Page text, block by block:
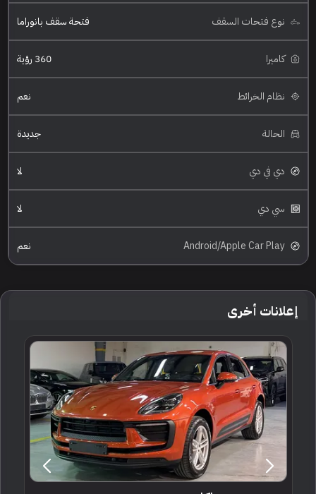
نوع فتحات السقف فتحة سقف بانوراما
كاميرا 360 رؤية
نظام الخرائط نعم
الحالة جديدة
دي في دي لا
سي دي لا
Android/Apple Car Play نعم
إعلانات أخرى